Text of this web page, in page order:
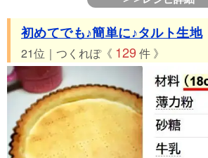
初めてでも♪簡単に♪タルト生地
21位｜つくれぽ《 129 件 》